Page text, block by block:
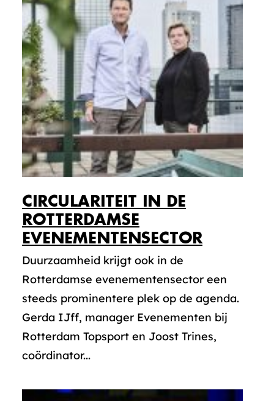
CIRCULARITEIT IN DE
ROTTERDAMSE
EVENEMENTENSECTOR
Duurzaamheid krijgt ook in de
Rotterdamse evenementensector een
steeds prominentere plek op de agenda.
Gerda IJff, manager Evenementen bij
Rotterdam Topsport en Joost Trines,
coördinator...